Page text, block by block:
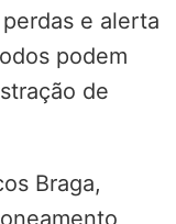
e alerta
podem
de
Braga,